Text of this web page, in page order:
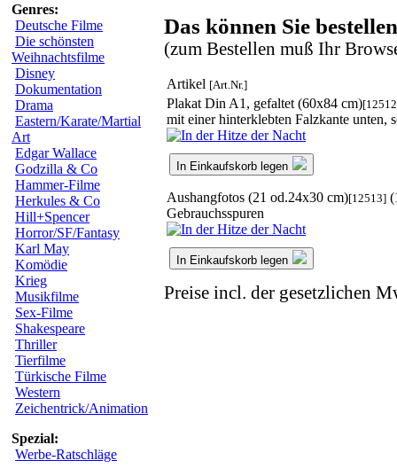
Genres:
Deutsche Filme
Die schönsten
Weihnachtsfilme
Disney
Dokumentation
Drama
Eastern/Karate/Martial
Art
Edgar Wallace
Godzilla & Co
Hammer-Filme
Herkules & Co
Hill+Spencer
Horror/SF/Fantasy
Karl May
Komödie
Krieg
Musikfilme
Sex-Filme
Shakespeare
Thriller
Tierfilme
Türkische Filme
Western
Zeichentrick/Animation
Spezial:
Werbe-Ratschläge
Das können Sie
(zum Bestellen muß Ihr
Artikel [Art.Nr.]
Plakat Din A1, gefaltet (60x84 cm)
mit einer hinterklebten Falzkante unten,
In Einkaufskorb legen
Aushangfotos (21 od.24x30 cm)[12513]
Gebrauchsspuren
In Einkaufskorb legen
Preise incl. der gesetzlichen